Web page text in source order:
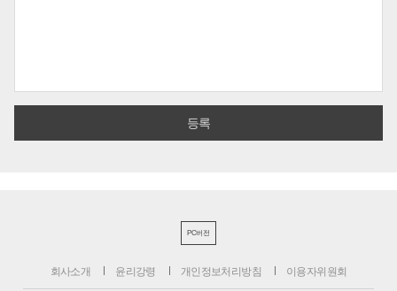
PC버전
회사소개 윤리강령 개인정보처리방침 이용자위원회